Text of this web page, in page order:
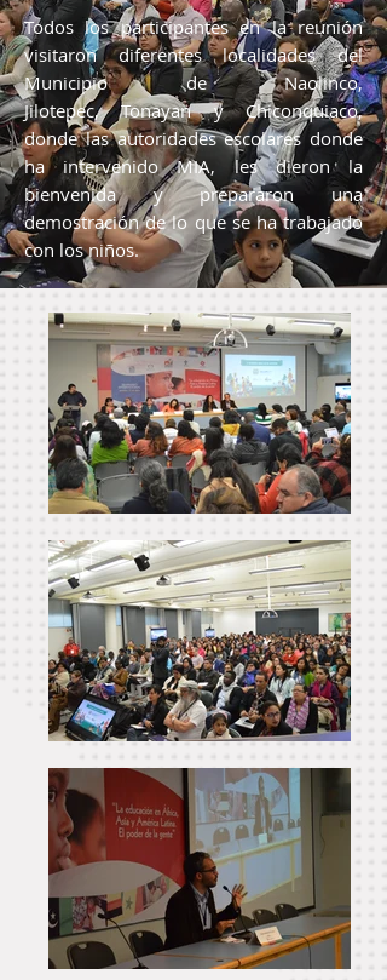
Todos los participantes en la reunión
visitaron diferentes localidades del
Municipio de Naolinco,
Jilotepec, Tonayan y Chiconquiaco,
donde las autoridades escolares donde
ha intervenido MIA, les dieron la
bienvenida y prepararon una
demostración de lo que se ha trabajado
con los niños.